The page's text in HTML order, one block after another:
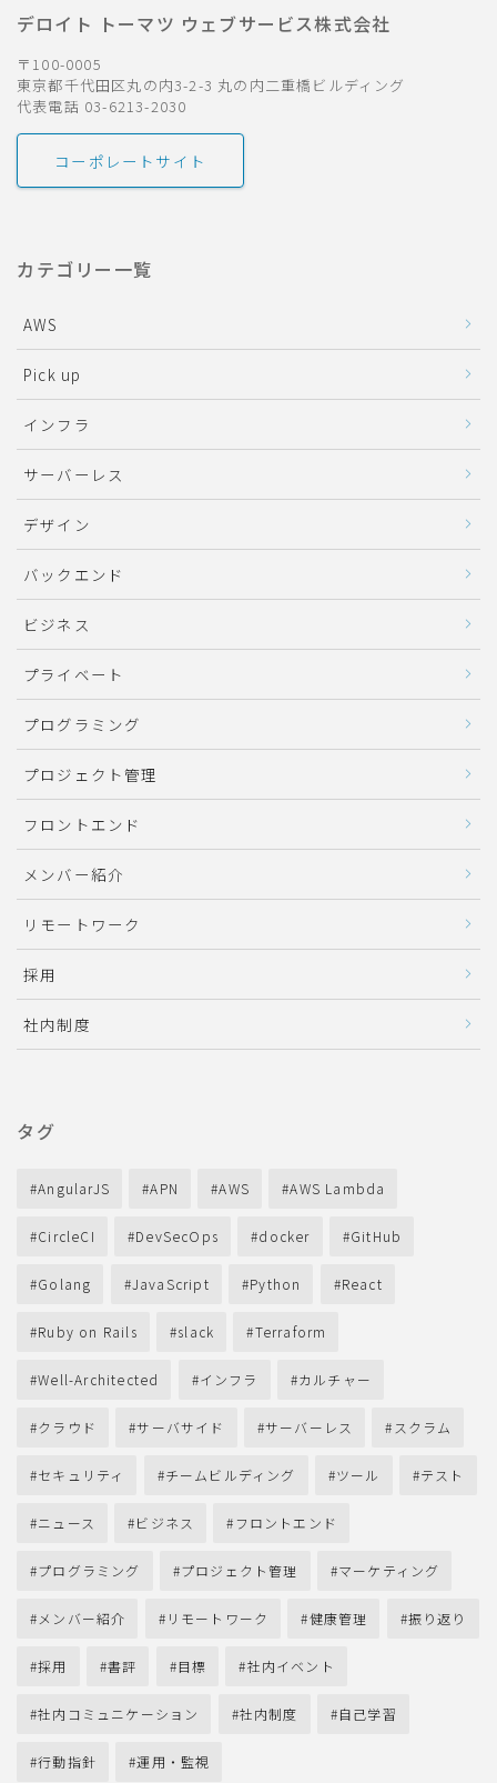
デロイト トーマツ ウェブサービス株式会社
〒100-0005
東京都千代田区丸の内3-2-3 丸の内二重橋ビルディング
代表電話 03-6213-2030
コーポレートサイト
カテゴリー一覧
AWS
Pick up
インフラ
サーバーレス
デザイン
バックエンド
ビジネス
プライベート
プログラミング
プロジェクト管理
フロントエンド
メンバー紹介
リモートワーク
採用
社内制度
タグ
AngularJS APN AWS AWS Lambda
CircleCI DevSecOps docker GitHub
Golang JavaScript Python React
Ruby on Rails slack Terraform
Well-Architected インフラ カルチャー
クラウド サーバサイド サーバーレス スクラム
セキュリティ チームビルディング ツール テスト
ニュース ビジネス フロントエンド
プログラミング プロジェクト管理 マーケティング
メンバー紹介 リモートワーク 健康管理 振り返り
採用 書評 目標 社内イベント
社内コミュニケーション 社内制度 自己学習
行動指針 運用・監視